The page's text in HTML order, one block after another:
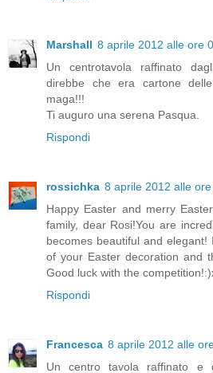
Marshall 8 aprile 2012 alle ore
Un centrotavola raffinato
direbbe che era cartone
maga!!!
Ti auguro una serena Pasqua.
Rispondi
rossichka 8 aprile 2012 alle
Happy Easter and merry
family, dear Rosi!You are
becomes beautiful and
of your Easter decoration and
Good luck with the
Rispondi
Francesca 8 aprile 2012 alle
Un centro tavola raffinato e